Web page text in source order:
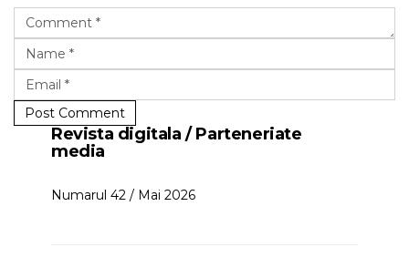
Post Comment
Revista digitala / Parteneriate
media
Numarul 42 / Mai 2026